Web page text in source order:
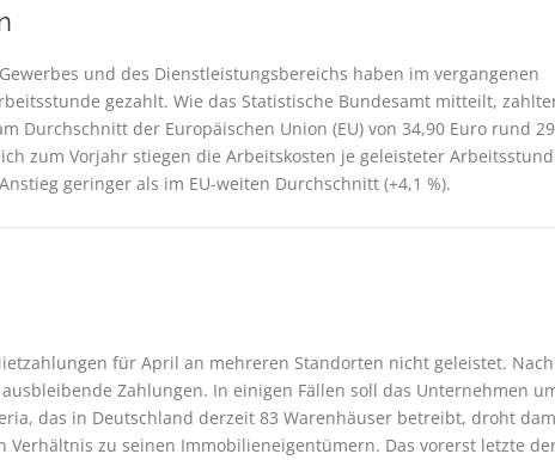
und des Dienstleistungsbereichs haben im vergangenen
gezahlt. Wie das Statistische Bundesamt mitteilt,
Durchschnitt der Europäischen Union (EU) von 34,90 Euro rund 29
zum Vorjahr stiegen die Arbeitskosten je geleisteter
geringer als im EU-weiten Durchschnitt (+4,1 %).
für April an mehreren Standorten nicht geleistet. Nach
Zahlungen. In einigen Fällen soll das Unternehmen
das in Deutschland derzeit 83 Warenhäuser betreibt, droht
Verhältnis zu seinen Immobilieneigentümern. Das vorerst letzte